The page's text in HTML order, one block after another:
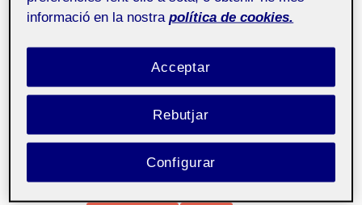
también algunos ejemplos de comunidades virtuales
existentes hoy en día.
Manual de Introducción a las Comunidades Virtuales
MOSAIC. Manual de introducción a las
ISSN: 1696-3296. DOI:https://doi.org/10.7238/m.n64.0818.
informació en la nostra política de cookies.
Rebutjar
Acceptar
Configurar